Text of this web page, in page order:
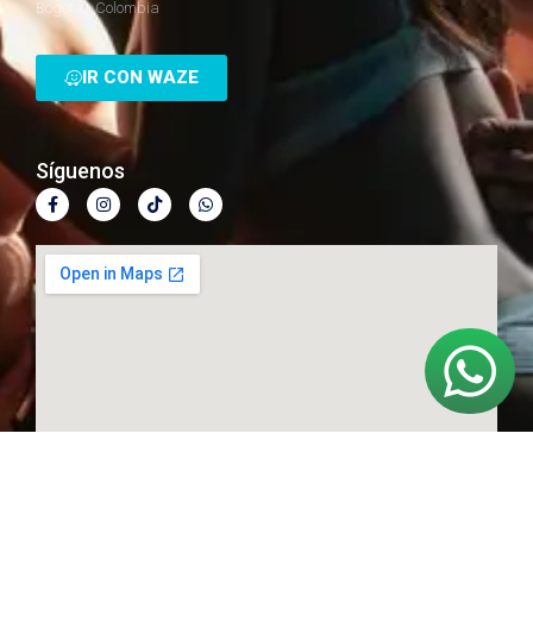
Bogotá - Colombia
IR CON WAZE
Síguenos